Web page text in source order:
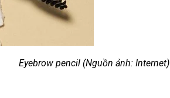
Eyebrow pencil (Nguồn ảnh: Internet)